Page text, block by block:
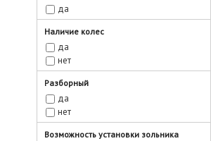
1200 мм
1300 мм
1400 мм
1500 мм
да
Наличие колес
да
нет
Разборный
да
нет
Возможность установки зольника